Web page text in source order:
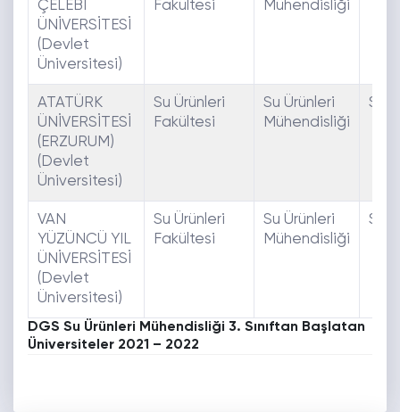
ÇELEBİ
ÜNİVERSİTESİ
(Devlet
Üniversitesi)
Fakültesi Mühendisliği
ATATÜRK
ÜNİVERSİTESİ
(ERZURUM)
(Devlet
Üniversitesi)
Su Ürünleri
Fakültesi
Su Ürünleri
Mühendisliği
SAY
VAN
YÜZÜNCÜ YIL
ÜNİVERSİTESİ
(Devlet
Üniversitesi)
Su Ürünleri
Fakültesi
Su Ürünleri
Mühendisliği
SAY
DGS Su Ürünleri Mühendisliği 3. Sınıftan Başlatan
Üniversiteler 2021 – 2022